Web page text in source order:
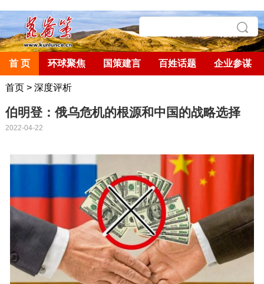
首 页 环球聚焦 国策建言 百姓话题 企业参谋
首页> 深度评析
伯明登：俄乌危机的根源和中国的战略选择
2022-04-22